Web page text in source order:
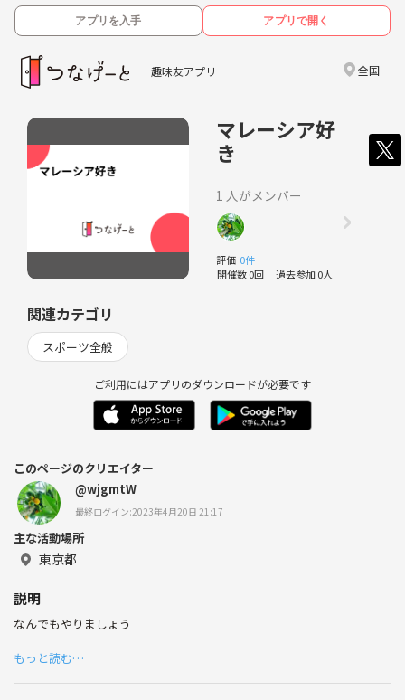
アプリを入手 アプリで開く
趣味友アプリ 全国
マレーシア好
き
1 人がメンバー
評価 0件
開催数 0回 過去参加 0人
関連カテゴリ
スポーツ全般
ご利用にはアプリのダウンロードが必要です
このページのクリエイター
@wjgmtW
最終ログイン:2023年4月20日 21:17
主な活動場所
東京都
説明
なんでもやりましょう
もっと読む…